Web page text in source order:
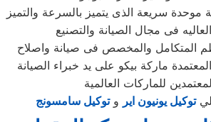
موحدة سريعة الذى يتميز بالسرعة والتميز
فى مجال الصيانة والتصنيع
المتكامل والمخصص فى صيانة واصلاح
المعتمدة ماركة بيكو على يد خبراء الصيانة
توكيل يونيون اير وتوكيل سامسونج